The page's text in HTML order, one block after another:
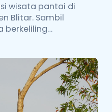
wisata pantai di
Blitar. Sambil
berkeliling…